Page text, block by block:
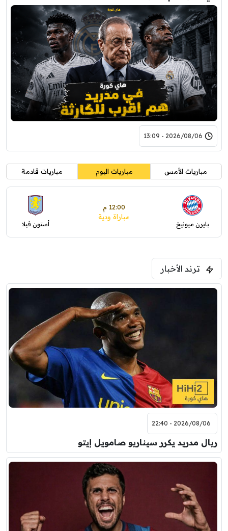
2026/08/06 - 13:09
مباريات الأمس مباريات اليوم مباريات قادمة
بايرن ميونيخ
12:00 م
مباراة ودية
أستون فيلا
ترند الأخبار
2026/08/06 - 22:40
ريال مدريد يكرر سيناريو صامويل إيتو